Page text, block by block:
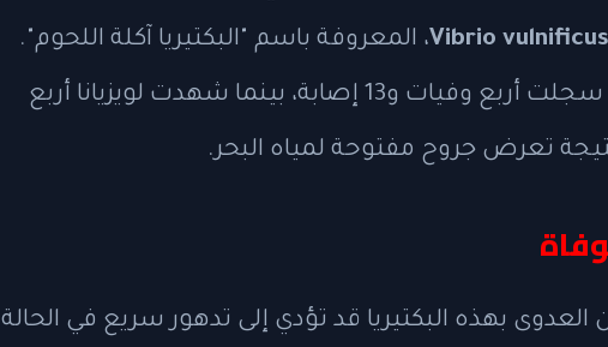
Vibrio vulnificus، المعروفة باسم "البكتيريا آكلة اللحوم".
وأوضحت التقارير أن ولاية فلوريدا سجلت أربع وفيات و13 إصابة، بينما شهدت لويزيانا أربع
العدوى بهذه البكتيريا قد تؤدي إلى تدهور سريع في الحالة